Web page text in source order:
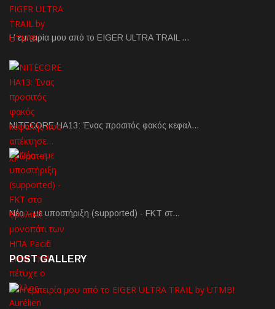
Η εμπειρία μου από το EIGER ULTRA TRAIL …
NITECORE HA13: Ένας προσιτός φακός κεφαλ…
Νέο – με υποστήριξη (supported) - FKT στ…
POST GALLERY